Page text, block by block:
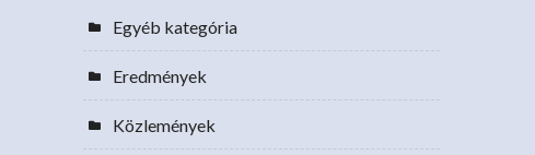
Egyéb kategória
Eredmények
Közlemények